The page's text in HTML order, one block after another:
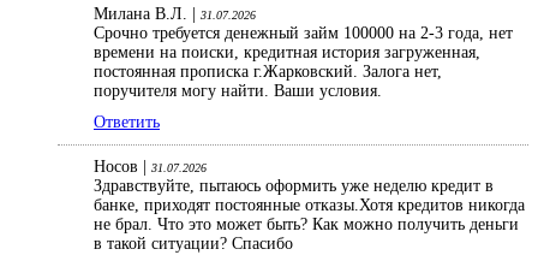
Милана В.Л. | 31.07.2026
Срочно требуется денежный займ 100000 на 2-3 года, нет
времени на поиски, кредитная история загруженная,
постоянная прописка г.Жарковский. Залога нет,
поручителя могу найти. Ваши условия.
Ответить
Носов | 31.07.2026
Здравствуйте, пытаюсь оформить уже неделю кредит в
банке, приходят постоянные отказы.Хотя кредитов никогда
не брал. Что это может быть? Как можно получить деньги
в такой ситуации? Спасибо